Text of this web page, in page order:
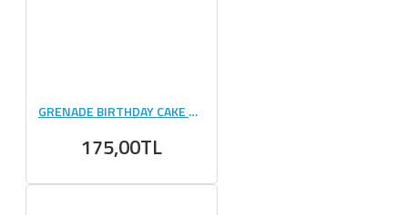
GRENADE BIRTHDAY CAKE PROTEIN BAR 60 GR 1 ADET
175,00TL